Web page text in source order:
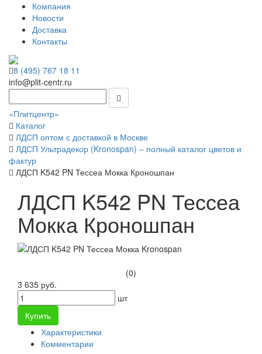
Компания
Новости
Доставка
Контакты
8 (495) 767 18 11
info@plit-centr.ru
«Плитцентр»
Каталог
ЛДСП оптом с доставкой в Москве
ЛДСП Ультрадекор (Kronospan) – полный каталог цветов и
фактур
ЛДСП K542 PN Тессеа Мокка Кроношпан
ЛДСП K542 PN Тессеа
Мокка Кроношпан
(0)
3 635 руб.
шт
Купить
Характеристики
Комментарии